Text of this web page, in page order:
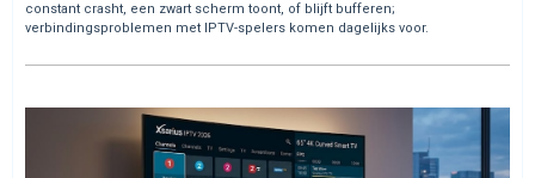
constant crasht, een zwart scherm toont, of blijft bufferen;
verbindingsproblemen met IPTV-spelers komen dagelijks voor.